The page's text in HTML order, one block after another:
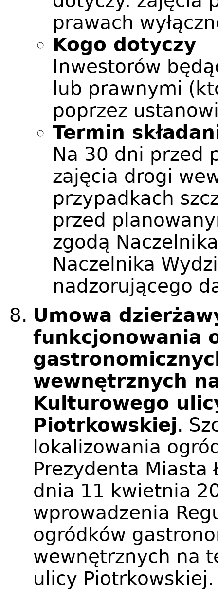
prawach
Kogo dotyczy
Inwestorów
lub prawnymi
poprzez
Termin
Na 30 dni przed
zajęcia drogi
przypadkach
przed
zgodą
Naczelnika
nadzorującego
Umowa
funkcjonowania
wewnętrznych
Kulturowego
Piotrkowskiej.
lokalizowania
Prezydenta
dnia 11 kwietnia
wprowadzenia
ogródków
wewnętrznych na
ulicy Piotrkowskiej.